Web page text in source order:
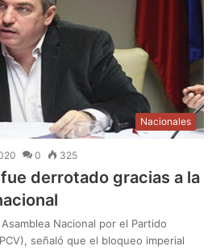
Nacionales
0 325
derrotado gracias a la
Nacional por el Partido
señaló que el bloqueo imperial